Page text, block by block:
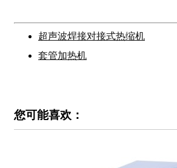
超声波焊接对接式热缩机
套管加热机
您可能喜欢：